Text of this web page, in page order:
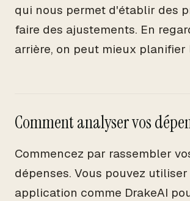
qui nous permet d'établir des
faire des ajustements. En
arrière, on peut mieux planifier
Comment analyser vos
Commencez par rassembler
dépenses. Vous pouvez
application comme DrakeAI